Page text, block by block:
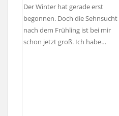
Der Winter hat gerade erst
begonnen. Doch die Sehnsucht
nach dem Frühling ist bei mir
schon jetzt groß. Ich habe…